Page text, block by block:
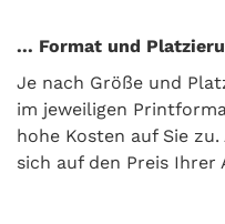
... Format und
Je nach Größe und
im jeweiligen
hohe Kosten auf Sie
sich auf den Preis Ihrer